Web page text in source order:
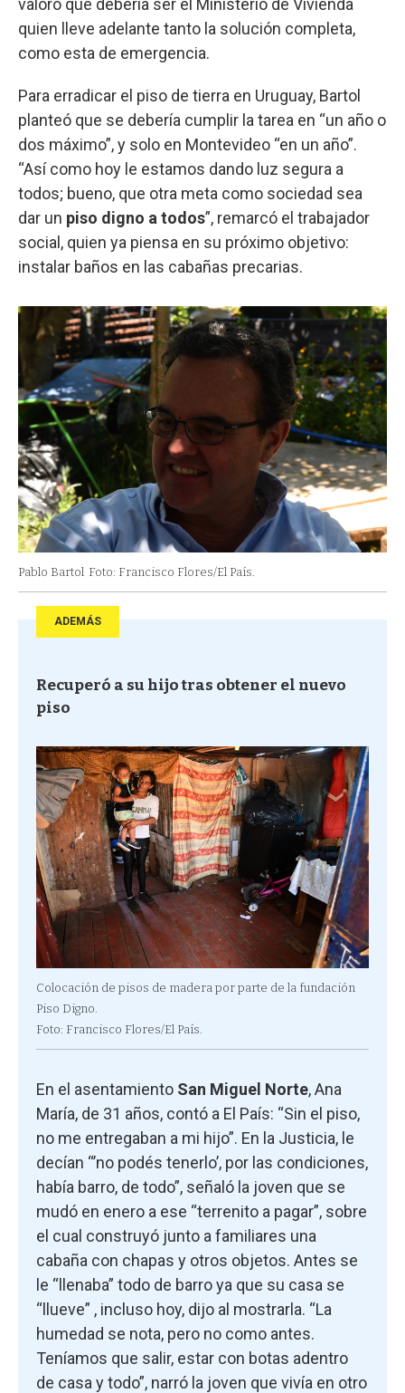
valoró que debería ser el Ministerio de Vivienda
quien lleve adelante tanto la solución completa,
como esta de emergencia.
Para erradicar el piso de tierra en Uruguay, Bartol
planteó que se debería cumplir la tarea en “un año o
dos máximo”, y solo en Montevideo “en un año”.
“Así como hoy le estamos dando luz segura a
todos; bueno, que otra meta como sociedad sea
dar un piso digno a todos”, remarcó el trabajador
social, quien ya piensa en su próximo objetivo:
instalar baños en las cabañas precarias.
Pablo Bartol Foto: Francisco Flores/El País.
ADEMÁS
Recuperó a su hijo tras obtener el nuevo
piso
Colocación de pisos de madera por parte de la fundación
Piso Digno.
Foto: Francisco Flores/El País.
En el asentamiento San Miguel Norte, Ana
María, de 31 años, contó a El País: “Sin el piso,
no me entregaban a mi hijo”. En la Justicia, le
decían “’no podés tenerlo’, por las condiciones,
había barro, de todo”, señaló la joven que se
mudó en enero a ese “terrenito a pagar”, sobre
el cual construyó junto a familiares una
cabaña con chapas y otros objetos. Antes se
le “llenaba” todo de barro ya que su casa se
“llueve” , incluso hoy, dijo al mostrarla. “La
humedad se nota, pero no como antes.
Teníamos que salir, estar con botas adentro
de casa y todo”, narró la joven que vivía en otro